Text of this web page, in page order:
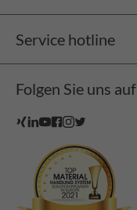
Service hotline
Folgen Sie uns auf